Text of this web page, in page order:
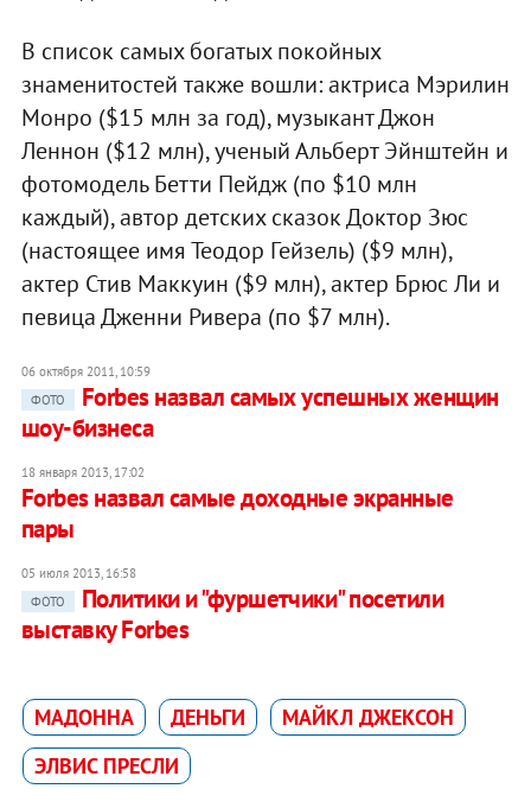
В список самых богатых покойных
знаменитостей также вошли: актриса Мэрилин
Монро ($15 млн за год), музыкант Джон
Леннон ($12 млн), ученый Альберт Эйнштейн и
фотомодель Бетти Пейдж (по $10 млн
каждый), автор детских сказок Доктор Зюс
(настоящее имя Теодор Гейзель) ($9 млн),
актер Стив Маккуин ($9 млн), актер Брюс Ли и
певица Дженни Ривера (по $7 млн).
06 октября 2011, 10:59
ФОТО
Forbes назвал самых успешных женщин
шоу-бизнеса
18 января 2013, 17:02
Forbes назвал самые доходные экранные
пары
05 июля 2013, 16:58
ФОТО
Политики и "фуршетчики" посетили
выставку Forbes
МАДОННA ДЕНЬГИ
МАЙКЛ ДЖЕКСОН
ЭЛВИС ПРЕСЛИ